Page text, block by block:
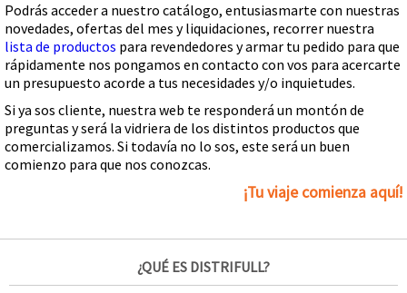
Podrás acceder a nuestro catálogo, entusiasmarte con nuestras
novedades, ofertas del mes y liquidaciones, recorrer nuestra
lista de productos para revendedores y armar tu pedido para que
rápidamente nos pongamos en contacto con vos para acercarte
un presupuesto acorde a tus necesidades y/o inquietudes.
Si ya sos cliente, nuestra web te responderá un montón de
preguntas y será la vidriera de los distintos productos que
comercializamos. Si todavía no lo sos, este será un buen
comienzo para que nos conozcas.
¡Tu viaje comienza aquí!
¿QUÉ ES DISTRIFULL?